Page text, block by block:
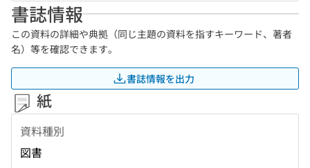
書誌情報
この資料の詳細や典拠（同じ主題の資料を指すキーワード、著者
名）等を確認できます。
書誌情報を出力
紙
資料種別
図書